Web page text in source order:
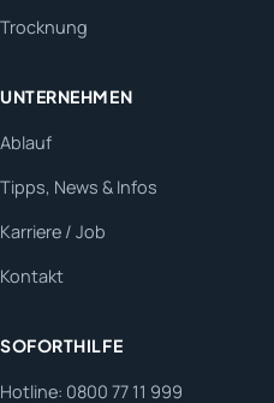
Trocknung
UNTERNEHMEN
Ablauf
Tipps, News & Infos
Karriere / Job
Kontakt
SOFORTHILFE
Hotline: 0800 77 11 999